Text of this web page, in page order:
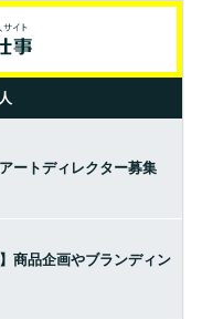
ートディレクター募集
商品企画やブランディン